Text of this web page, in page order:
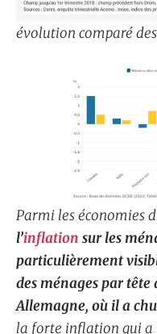
évolution comparé
Parmi les économies
l’inflation sur les
particulièrement
des ménages par tête
Allemagne, où il a
la forte inflation qui a